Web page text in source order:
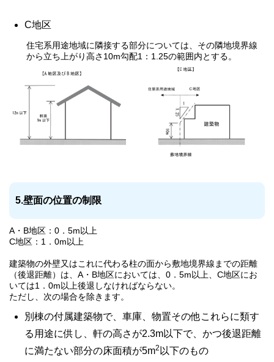
C地区
住宅系用途地域に隣接する部分については、その隣地境界線
から立ち上がり高さ10m勾配1：1.25の範囲内とする。
5.壁面の位置の制限
A・B地区：0．5m以上
C地区：1．0m以上
建築物の外壁又はこれに代わる柱の面から敷地境界線までの距離
（後退距離）は、A・B地区においては、0．5m以上、C地区にお
いては1．0m以上後退しなければならない。
ただし、次の場合を除きます。
別棟の付属建築物で、車庫、物置その他これらに類す
る用途に供し、軒の高さが2.3m以下で、かつ後退距離
に満たない部分の床面積が5m2 以下のもの